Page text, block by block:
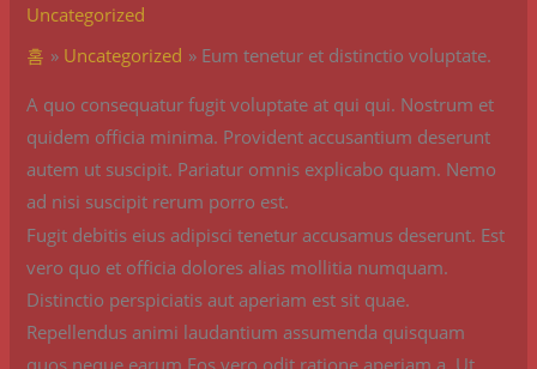
Uncategorized
홈
Uncategorized Eum tenetur et distinctio voluptate.
A quo consequatur fugit voluptate at qui qui. Nostrum et
quidem officia minima. Provident accusantium deserunt
autem ut suscipit. Pariatur omnis explicabo quam. Nemo
ad nisi suscipit rerum porro est.
Fugit debitis eius adipisci tenetur accusamus deserunt. Est
vero quo et officia dolores alias mollitia numquam.
Distinctio perspiciatis aut aperiam est sit quae.
Repellendus animi laudantium assumenda quisquam
quos neque earum.Eos vero odit ratione aperiam a. Ut